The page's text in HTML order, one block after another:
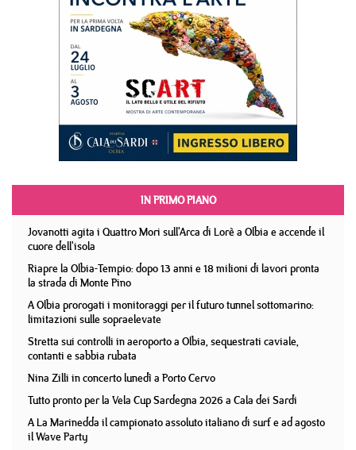
IN PRIMO PIANO
Jovanotti agita i Quattro Mori sull'Arca di Lorè a Olbia e accende il
cuore dell'isola
Riapre la Olbia-Tempio: dopo 13 anni e 18 milioni di lavori pronta
la strada di Monte Pino
A Olbia prorogati i monitoraggi per il futuro tunnel sottomarino:
limitazioni sulle sopraelevate
Stretta sui controlli in aeroporto a Olbia, sequestrati caviale,
contanti e sabbia rubata
Nina Zilli in concerto lunedì a Porto Cervo
Tutto pronto per la Vela Cup Sardegna 2026 a Cala dei Sardi
A La Marinedda il campionato assoluto italiano di surf e ad agosto
il Wave Party